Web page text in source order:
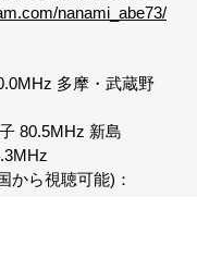
nanami_abe73/
多摩・武蔵野
80.5MHz 新島
から視聴可能)：